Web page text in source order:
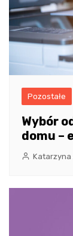
Pozostałe
​Wybór
domu –
Katarzyna